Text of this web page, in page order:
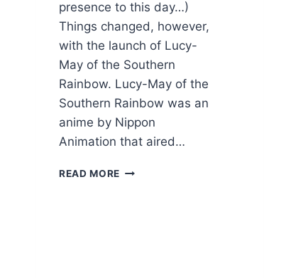
presence to this day…)
Things changed, however,
with the launch of Lucy-
May of the Southern
Rainbow. Lucy-May of the
Southern Rainbow was an
anime by Nippon
Animation that aired…
READ MORE LITTLE